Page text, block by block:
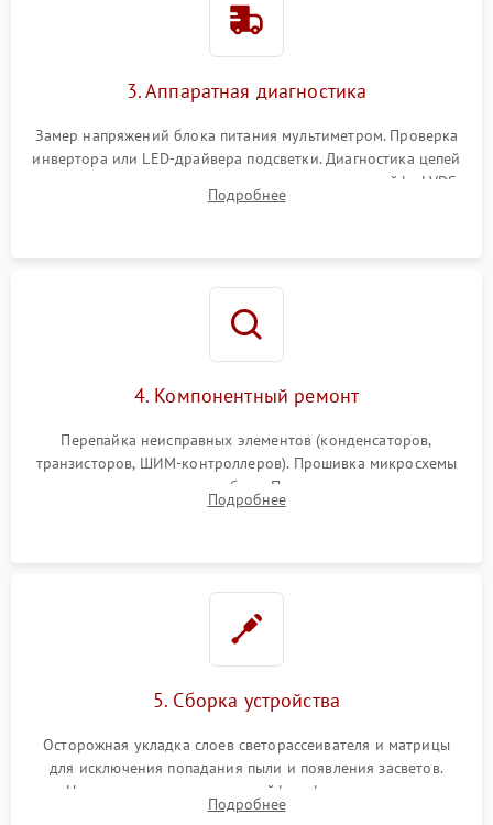
3. Аппаратная диагностика
Замер напряжений блока питания мультиметром. Проверка
инвертора или LED-драйвера подсветки. Диагностика цепей
питания скалера и тестирование сигналов на шлейфе LVDS
Подробнее
4. Компонентный ремонт
Перепайка неисправных элементов (конденсаторов,
транзисторов, ШИМ-контроллеров). Прошивка микросхемы
памяти при программных сбоях. При поломке подсветки —
разборка матрицы и замена выгоревших светодиодов.
Подробнее
5. Сборка устройства
Осторожная укладка слоев светорассеивателя и матрицы
для исключения попадания пыли и появления засветов.
Надежное подключение шлейфов, фиксация плат и
аккуратное защелкивание пластикового корпуса монитора.
Подробнее